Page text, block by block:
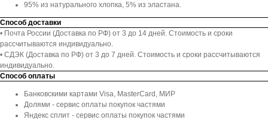
95% из натурального хлопка, 5% из эластана.
Способ доставки
• Почта России (Доставка по РФ) от 3 до 14 дней. Стоимость и сроки
рассчитываются индивидуально.
• СДЭК (Доставка по РФ) от 3 до 7 дней. Стоимость и сроки рассчитываются
индивидуально.
Способ оплаты
Банковскими картами Visa, MasterCard, МИР
Долями - сервис оплаты покупок частями
Яндекс сплит - сервис оплаты покупок частями